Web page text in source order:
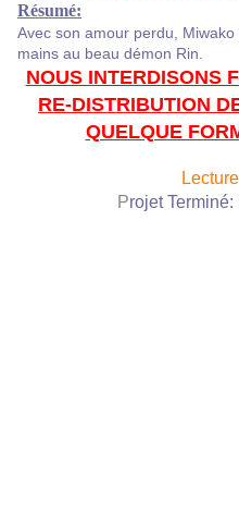
Résumé:
Avec son amour perdu Miwako
mains au beau démon Rin.
NOUS INTERDISONS
RE-DISTRIBUTION
QUELQUE
Projet